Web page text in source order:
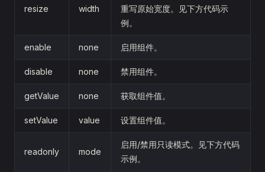
resize width
重写原始宽度。见下方代码示
例。
enable none 启用组件。
disable none 禁用组件。
getValue none 获取组件值。
setValue value 设置组件值。
readonly mode
启用/禁用只读模式。见下方代码
示例。